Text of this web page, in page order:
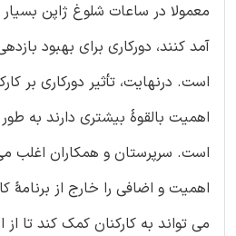
معمولا در ساعات شلوغ ژاپن
آمد کنند، دورکاری برای بهبود
است. درنهایت، تأثیر دورکاری بر
اهمیت بالقوۀ بیشتری دارند به
است. سرپرستان و همکاران اغلب
اهمیت و اضافی را خارج از برنامۀ
می تواند به کارکنان کمک کند تا